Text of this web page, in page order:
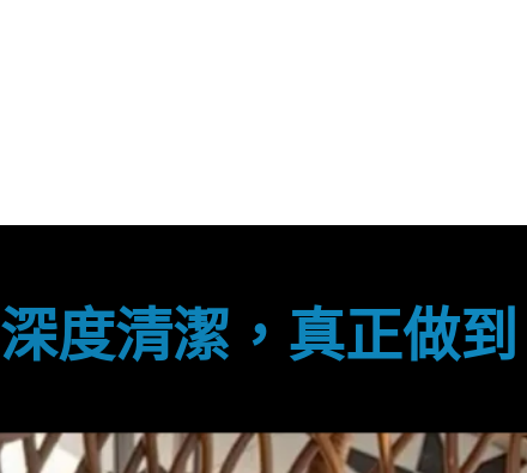
深度清潔，真正做到